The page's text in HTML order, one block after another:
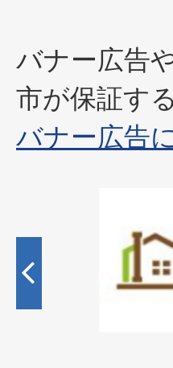
バナー広告
市が保証す
バナー広告